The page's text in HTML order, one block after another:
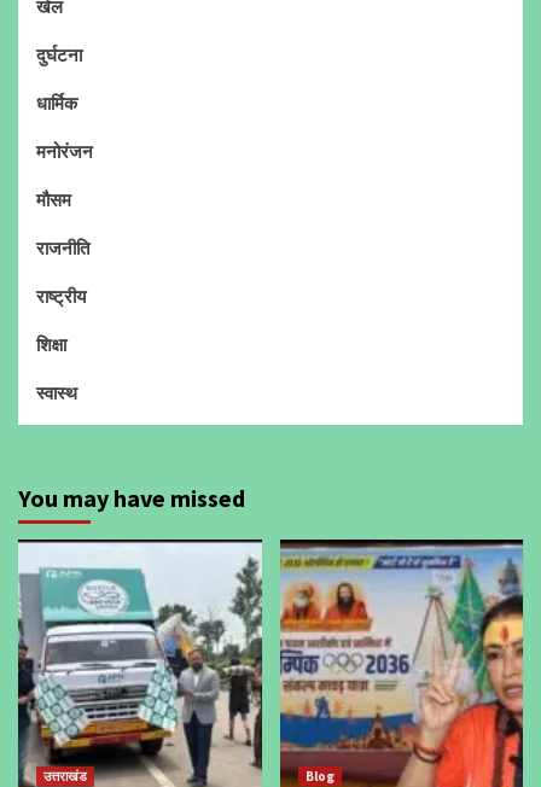
खेल
दुर्घटना
धार्मिक
मनोरंजन
मौसम
राजनीति
राष्ट्रीय
शिक्षा
स्वास्थ
You may have missed
उत्तराखंड Blog